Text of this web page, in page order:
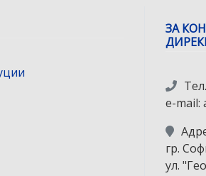
ЗА
e-mail:
гр.
ул.